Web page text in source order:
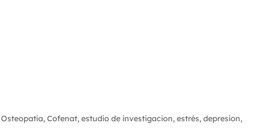
Osteopatía, Cofenat, estudio de investigacion, estrés, depresion,